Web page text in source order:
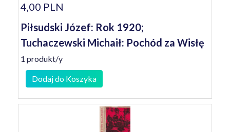
4,00 PLN
Piłsudski Józef: Rok 1920;
Tuchaczewski Michaił: Pochód za Wisłę
1 produkt/y
Dodaj do Koszyka